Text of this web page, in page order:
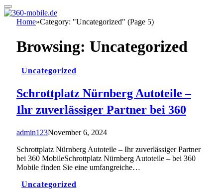
Home»Category: "Uncategorized" (Page 5)
Browsing: Uncategorized
Uncategorized
Schrottplatz Nürnberg Autoteile –
Ihr zuverlässiger Partner bei 360
admin123November 6, 2024
Schrottplatz Nürnberg Autoteile – Ihr zuverlässiger Partner
bei 360 MobileSchrottplatz Nürnberg Autoteile – bei 360
Mobile finden Sie eine umfangreiche…
Uncategorized